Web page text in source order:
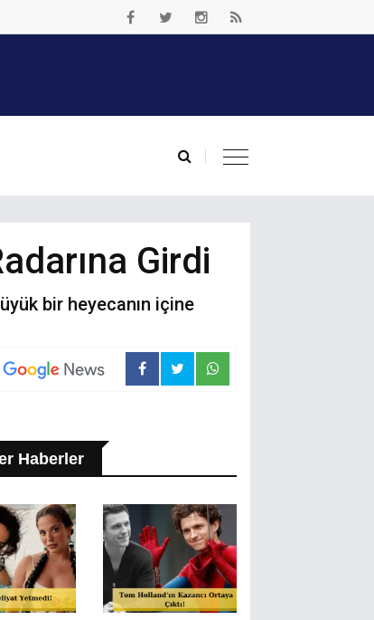
Girdi
bir heyecanın içine
Haberler